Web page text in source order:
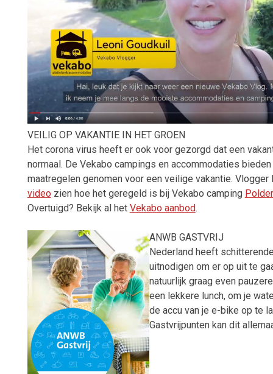
VEILIG OP VAKANTIE IN HET GROEN
Het corona virus heeft er ook voor gezorgd dat een
normaal. De Vekabo campings en accommodaties
maatregelen genomen voor een veilige vakantie.
videozien hoe het geregeld is bij Vekabo camping
Overtuigd? Bekijk al het Vekabo aanbod.
ANWB GASTVRIJ
Nederland heeft
uitnodigen om er op uit te
natuurlijk graag even
een lekkere lunch, om je
de accu van je e-bike op te
Gastvrijpunten kan dit